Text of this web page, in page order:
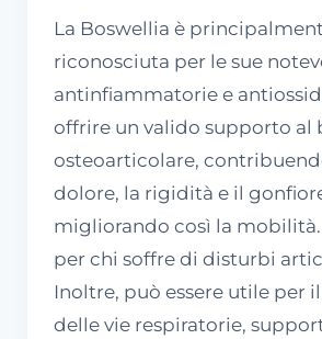
La Boswellia è
riconosciuta per le sue
antinfiammatorie e
offrire un valido supporto al
osteoarticolare,
dolore, la rigidità e il
migliorando così la
per chi soffre di disturbi
Inoltre, può essere utile per
delle vie respiratorie,